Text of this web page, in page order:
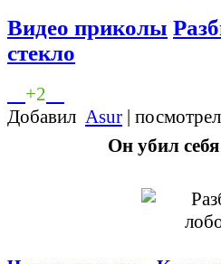
Видео приколы
стекло
+2
Добавил Asur |
Он убил